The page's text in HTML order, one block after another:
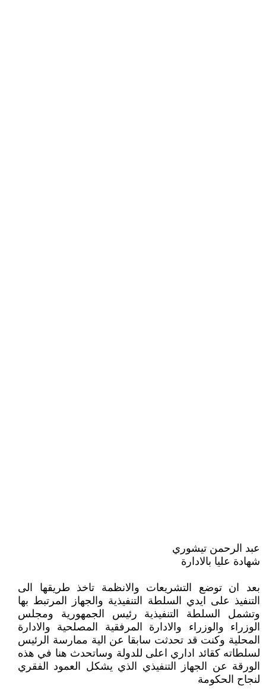
عبد الرحمن تيشوري
شهادة عليا بالادارة
بعد ان توضع التشريعات والانظمة تاخذ طريقها الى
التنفيذ على ايدي السلطة التنفيذية والجهاز المرتبط بها
وتشمل السلطة التنفيذية رئيس الجمهورية ومجلس
الوزراء والوزراء والادارة المرفقية المصلحية والادارة
المحلية وكنت قد تحدثت سابقا عن الية ممارسة الرئيس
لسلطاته كقائد اداري اعلى للدولة وساتحدث هنا في هذه
الورقة عن الجهاز التنفيذي الذي يشكل العمود الفقري
لنجاح الحكومة